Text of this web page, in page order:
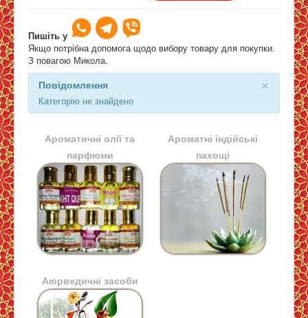
Східна Лавка
Мапа
Пишіть у
Якщо потрібна допомога щодо вибору товару для покупки.
З повагою Микола.
×
Повідомлення
Категорію не знайдено
Ароматичні олії та
парфюми
Ароматні індійські
пахощі
Аюрведичні засоби